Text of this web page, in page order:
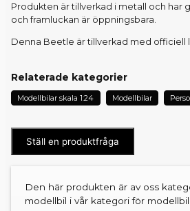
Produkten är tillverkad i metall och har
och framluckan är öppningsbara.
Denna Beetle är tillverkad med officiell
Relaterade kategorier
Modellbilar skala 1:24 Modellbilar
Ställ en produktfråga
Den här produkten är av oss
modellbil i vår kategori för